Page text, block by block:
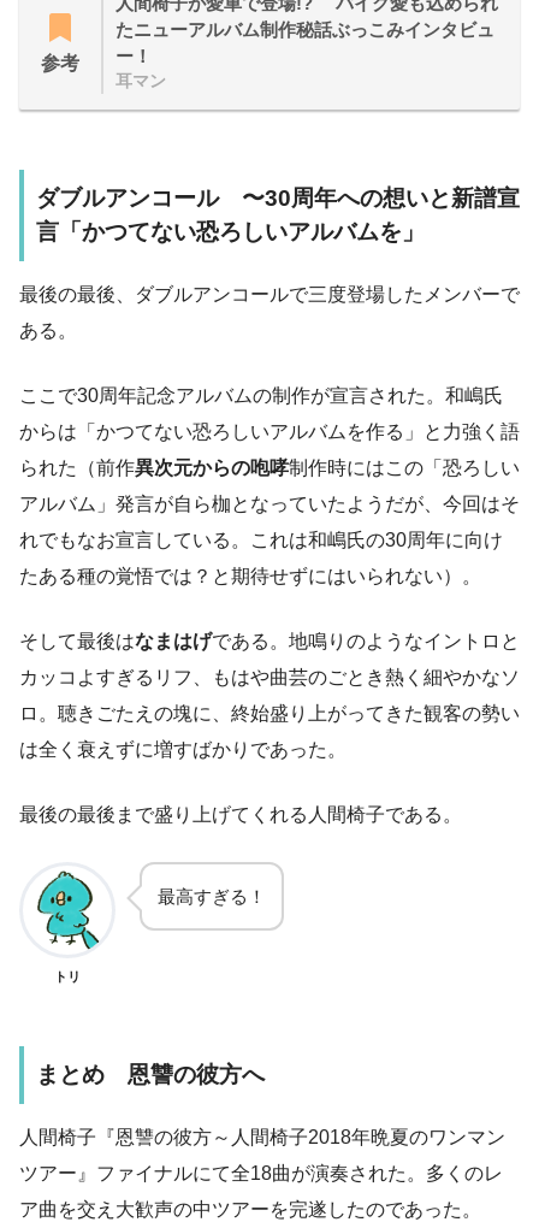
参考
たニューアルバム制作秘話ぶっこみインタビュ
ー！
耳マン
ダブルアンコール 〜30周年への想いと新譜宣
言「かつてない恐ろしいアルバムを」
最後の最後、ダブルアンコールで三度登場したメンバーで
ある。
ここで30周年記念アルバムの制作が宣言された。和嶋氏
からは「かつてない恐ろしいアルバムを作る」と力強く語
られた（前作異次元からの咆哮制作時にはこの「恐ろしい
アルバム」発言が自ら枷となっていたようだが、今回はそ
れでもなお宣言している。これは和嶋氏の30周年に向け
たある種の覚悟では？と期待せずにはいられない）。
そして最後はなまはげである。地鳴りのようなイントロと
カッコよすぎるリフ、もはや曲芸のごとき熱く細やかなソ
ロ。聴きごたえの塊に、終始盛り上がってきた観客の勢い
は全く衰えずに増すばかりであった。
最後の最後まで盛り上げてくれる人間椅子である。
トリ
最高すぎる！
まとめ 恩讐の彼方へ
人間椅子『恩讐の彼方～人間椅子2018年晩夏のワンマン
ツアー』ファイナルにて全18曲が演奏された。多くのレ
ア曲を交え大歓声の中ツアーを完遂したのであった。